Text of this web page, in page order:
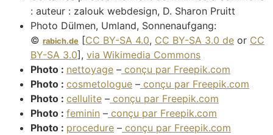
: auteur : zalouk webdesign, D. Sharon Pruitt
Photo Dülmen, Umland, Sonnenaufgang:
© rabich.de [CC BY-SA 4.0, CC BY-SA 3.0 de or CC
BY-SA 3.0], via Wikimedia Commons
Photo : nettoyage – conçu par Freepik.com
Photo : cosmetologue – conçu par Freepik.com
Photo : cellulite – conçu par Freepik.com
Photo : feminin – conçu par Freepik.com
Photo : procedure – conçu par Freepik.com